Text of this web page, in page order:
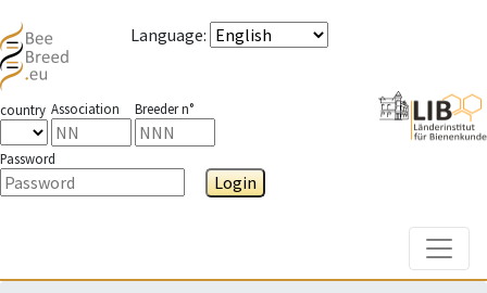
Language:
country Association Breeder n°
Password
Login